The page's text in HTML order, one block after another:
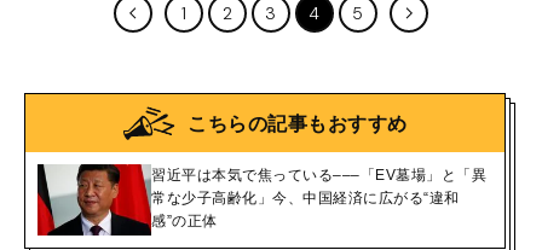
1 2 3 4 5
こちらの記事もおすすめ
習近平は本気で焦っている–––「EV墓場」と「異
常な少子高齢化」今、中国経済に広がる“違和
感”の正体